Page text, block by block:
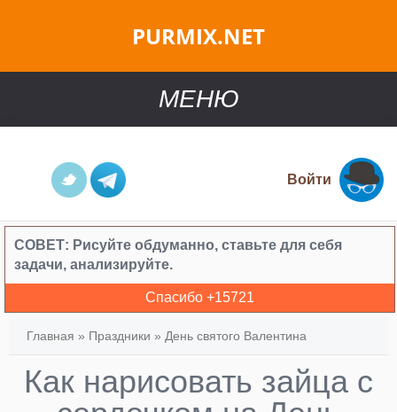
PURMIX.NET
МЕНЮ
Войти
СОВЕТ: Рисуйте обдуманно, ставьте для себя
задачи, анализируйте.
Спасибо +15721
Главная » Праздники » День святого Валентина
Как нарисовать зайца с